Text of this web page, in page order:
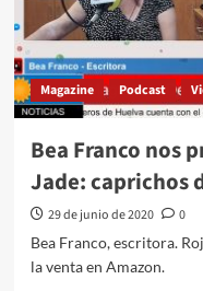
Magazine Podcast
Bea Franco nos
Jade: caprichos
29 de junio de 2020
0
Bea Franco, escritora.
la venta en Amazon.